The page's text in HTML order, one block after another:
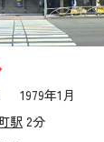
1979年1月
駅2分